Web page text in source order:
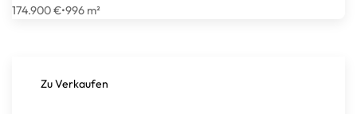
174.900 €•996 m²
Zu Verkaufen